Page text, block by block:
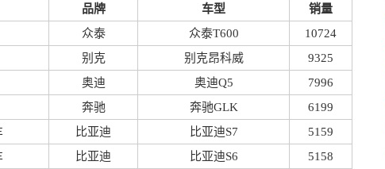
品牌 车型
销量
众泰
众泰T600
10724
别克
别克昂科威
9325
奥迪
奥迪Q5
7996
奔驰
奔驰GLK
6199
比亚迪 比亚迪S7
5159
比亚迪 比亚迪S6
5158